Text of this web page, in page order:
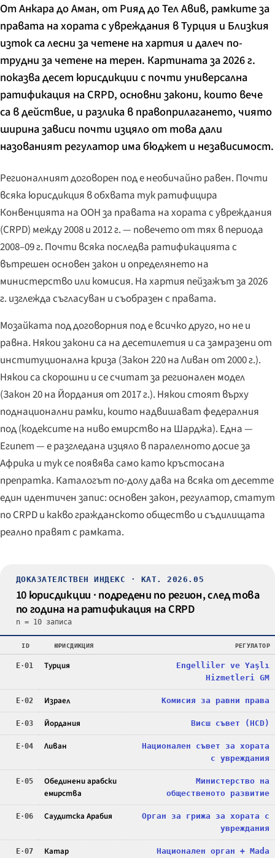
От Анкара до Аман, от Рияд до Тел Авив, рамките за
правата на хората с увреждания в Турция и Близкия
изток са лесни за четене на хартия и далеч по-
трудни за четене на терен. Картината за 2026 г.
показва десет юрисдикции с почти универсална
ратификация на CRPD, основни закони, които вече
са в действие, и разлика в правоприлагането, чиято
ширина зависи почти изцяло от това дали
назованият регулатор има бюджет и независимост.
Регионалният договорен под е необичайно равен. Почти
всяка юрисдикция в обхвата тук ратифицира
Конвенцията на ООН за правата на хората с увреждания
(CRPD) между 2008 и 2012 г. — повечето от тях в периода
2008–09 г. Почти всяка последва ратификацията с
вътрешен основен закон и определянето на
министерство или комисия. На хартия пейзажът за 2026
г. изглежда съгласуван и съобразен с правата.
Мозайката под договорния под е всичко друго, но не и
равна. Някои закони са на десетилетия и са замразени от
институционална криза (Закон 220 на Ливан от 2000 г.).
Някои са скорошни и се считат за регионален модел
(Закон 20 на Йордания от 2017 г.). Някои стоят върху
поднационални рамки, които надвишават федералния
под (кодексите на ниво емирство на Шарджа). Една —
Египет — е разгледана изцяло в паралелното досие за
Африка и тук се появява само като кръстосана
препратка. Каталогът по-долу дава на всяка от десетте
един идентичен запис: основен закон, регулатор, статут
по CRPD и какво гражданското общество и съдилищата
реално правят с рамката.
ДОКАЗАТЕЛСТВЕН ИНДЕКС · КАТ. 2026.05
10 юрисдикции · подредени по регион, след това
по година на ратификация на CRPD
n = 10 записа
ID ЮРИСДИКЦИЯ РЕГУЛАТОР
E·01 Турция
Engelliler ve Yaşlı
Hizmetleri GM
E·02 Израел Комисия за равни права
E·03 Йордания Висш съвет (HCD)
E·04 Ливан
Национален съвет за хората
с увреждания
E·05
Обединени арабски
емирства
Министерство на
общественото развитие
E·06 Саудитска Арабия
Орган за грижа за хората с
увреждания
E·07 Катар
Национален орган + Mada